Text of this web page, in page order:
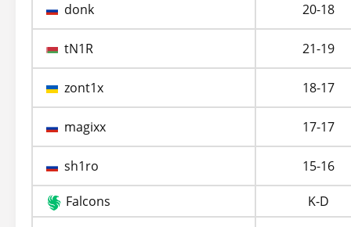
donk 20-18
tN1R 21-19
zont1x 18-17
magixx 17-17
sh1ro 15-16
Falcons K-D